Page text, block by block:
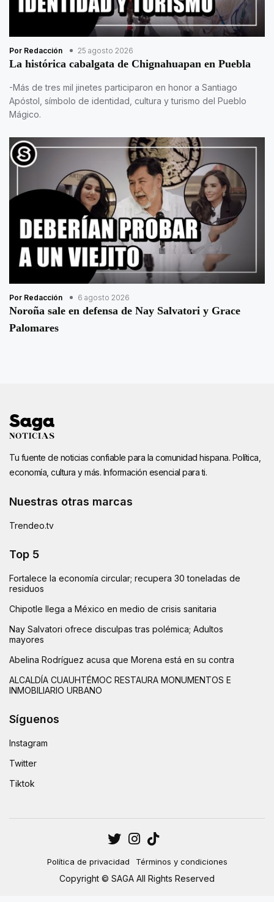
Por Redacción 25 agosto 2026
La histórica cabalgata de Chignahuapan en Puebla
-Más de tres mil jinetes participaron en honor a Santiago
Apóstol, símbolo de identidad, cultura y turismo del Pueblo
Mágico.
Por Redacción 6 agosto 2026
Noroña sale en defensa de Nay Salvatori y Grace
Palomares
Tu fuente de noticias confiable para la comunidad hispana. Política,
economía, cultura y más. Información esencial para ti.
Nuestras otras marcas
Trendeo.tv
Top 5
Fortalece la economía circular; recupera 30 toneladas de
residuos
Chipotle llega a México en medio de crisis sanitaria
Nay Salvatori ofrece disculpas tras polémica; Adultos
mayores
Abelina Rodríguez acusa que Morena está en su contra
ALCALDÍA CUAUHTÉMOC RESTAURA MONUMENTOS E
INMOBILIARIO URBANO
Síguenos
Instagram
Twitter
Tiktok
Política de privacidad Términos y condiciones
Copyright © SAGA All Rights Reserved